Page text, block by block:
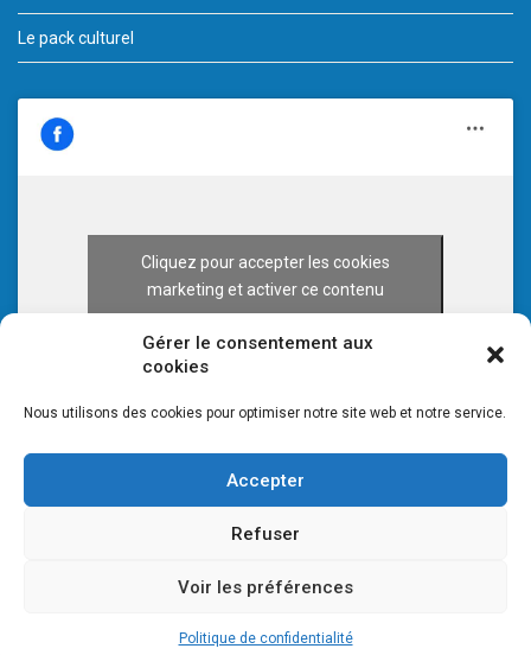
Gérer le consentement aux
cookies
Nous utilisons des cookies pour optimiser notre site web et notre service.
Accepter
Refuser
Voir les préférences
Politique de confidentialité
Le pack culturel
Cliquez pour accepter les cookies
marketing et activer ce contenu
© 2026 CULTURE 70 -Mentions légales-